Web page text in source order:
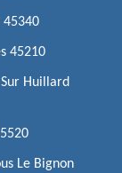
45210
Huillard
Le Bignon